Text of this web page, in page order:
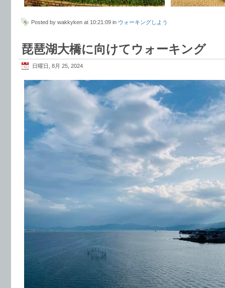
Posted by wakkyken at 10:21:09 in ウォーキングしよう
琵琶湖大橋に向けてウォーキング
日曜日, 8月 25, 2024